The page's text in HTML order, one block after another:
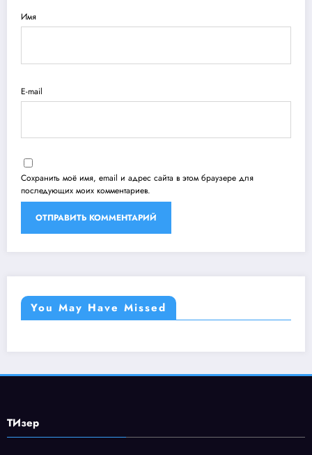
Имя
E-mail
Сохранить моё имя, email и адрес сайта в этом браузере для
последующих моих комментариев.
You May Have Missed
ТИзер